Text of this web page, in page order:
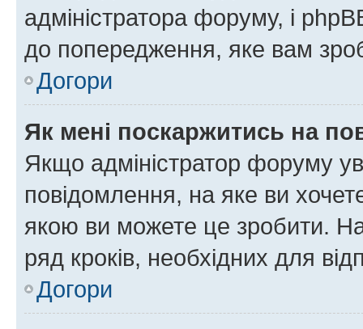
адміністратора форуму, і
до попередження, яке вам
Догори
Як мені поскаржитись на
Якщо адміністратор форуму
повідомлення, на яке ви
якою ви можете це зробити.
ряд кроків, необхідних для
Догори